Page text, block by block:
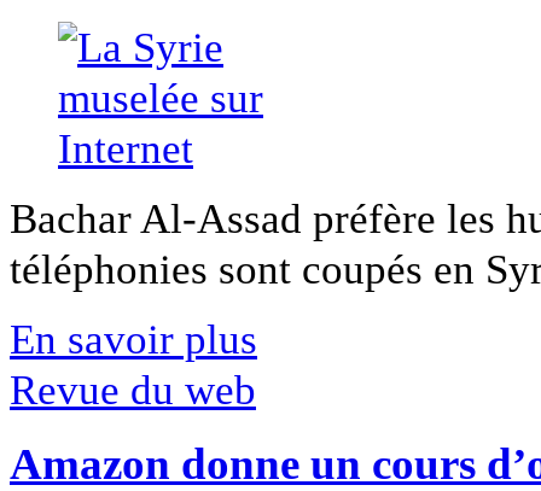
Bachar Al-Assad préfère les
téléphonies sont coupés en
En savoir plus
Revue du web
Amazon donne un cours